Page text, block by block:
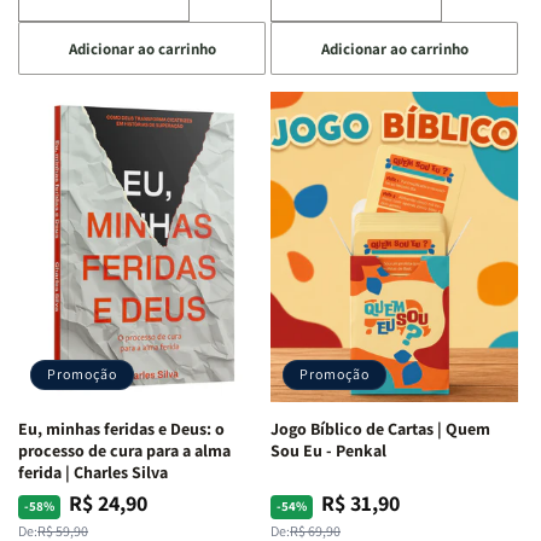
a
quantidade
de
Devocional
Quarto
de
Guerra
Isabelle
S.
Alves
a
quantidade
de
Devocional
Quarto
Guerra
Isabelle
S.
Alves
Adicionar ao carrinho
a
quantidade
de
Eu,
Minhas
Lutas
Internas
e
Deus
|
Identificando
Lutas
Emocionais
e
Espirituais
|
Estela
a
quantidade
de
Eu,
Minhas
Lutas
Internas
e
Deus
|
Identificando
as
Lutas
Emocionais
e
Espirituais
|
Adicionar ao carrinho
Promoção
Eu, minhas feridas e Deus: o
processo de cura para a alma
ferida | Charles Silva
-58%
Preço
De:R$ 59,90
PreçoR$ 24,90
Promoção
Jogo Bíblico de Cartas | Quem
Sou Eu - Penkal
-54%
Preço
De:R$ 69,90
PreçoR$ 31,90